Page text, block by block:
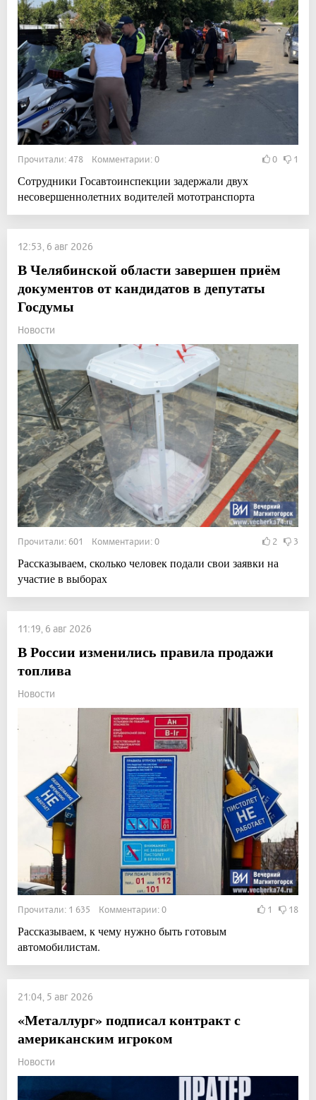
Прочитали: 478 Комментарии: 0 0 1
Сотрудники Госавтоинспекции задержали двух
несовершеннолетних водителей мототранспорта
12:53, 6 авг 2026
В Челябинской области завершен приём
документов от кандидатов в депутаты
Госдумы
Новости
Прочитали: 601 Комментарии: 0 2 3
Рассказываем, сколько человек подали свои заявки на
участие в выборах
11:19, 6 авг 2026
В России изменились правила продажи
топлива
Новости
Прочитали: 1 635 Комментарии: 0 1 18
Рассказываем, к чему нужно быть готовым
автомобилистам.
21:04, 5 авг 2026
«Металлург» подписал контракт с
американским игроком
Новости